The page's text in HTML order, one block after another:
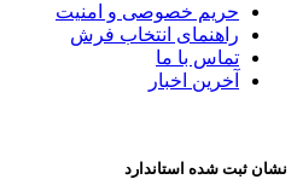
حریم خصوصی و امنیت
راهنمای انتخاب فرش
تماس با ما
آخرین اخبار
نشان ثبت شده استاندارد